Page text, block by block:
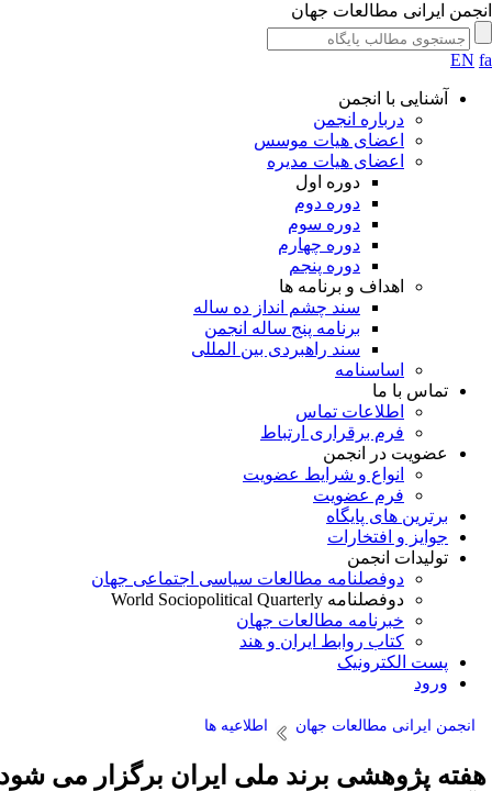
ایرانی مطالعات جهان
EN
آشنایی با انجمن
درباره انجمن
اعضای هیات موسس
اعضای هیات مدیره
دوره اول
دوره دوم
دوره سوم
دوره چهارم
دوره پنجم
اهداف و برنامه ها
سند چشم انداز ده ساله
برنامه پنج ساله انجمن
سند راهبردی بین المللی
اساسنامه
تماس با ما
اطلاعات تماس
فرم برقراری ارتباط
عضویت در انجمن
انواع و شرایط عضویت
فرم عضویت
برترین های پایگاه
جوایز و افتخارات
تولیدات انجمن
دوفصلنامه مطالعات سیاسی اجتماعی جهان
دوفصلنامه World Sociopolitical Quarterly
خبرنامه مطالعات جهان
کتاب روابط ایران و هند
پست الکترونیک
ورود
انجمن ایرانی مطالعات جهان اطلاعیه ها
پژوهشی برند ملی ایران برگزار می شود